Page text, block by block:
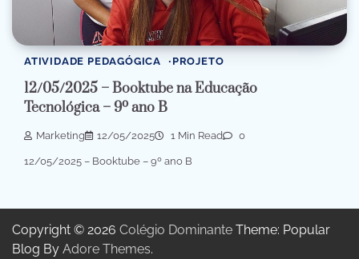
ATIVIDADE PEDAGÓGICA PROJETO
12/05/2025 – Booktube na Educação
Tecnológica – 9º ano B
Marketing 12/05/2025 1 Min Read 0
12/05/2025 – Booktube – 9º ano B
Copyright © 2026 Colégio Dominante Theme: Popular
Blog By Adore Themes.